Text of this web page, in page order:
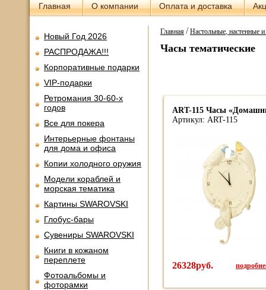
Главная О компании Оплата и доставка
Новый Год 2026
РАСПРОДАЖА!!!
Корпоративные подарки
VIP-подарки
Ретромания 30-60-х
годов
Все для покера
Интерьерные фонтаны
для дома и офиса
Копии холодного оружия
Модели кораблей и
морская тематика
Картины SWAROVSKI
Глобус-бары
Сувениры SWAROVSKI
Книги в кожаном
переплете
Фотоальбомы и
фоторамки
Главная/Настольные, настенные
Часы тематические
ART-115 Часы
Артикул: ART-115
26328руб.